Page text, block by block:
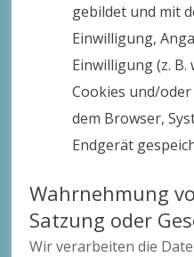
gebildet und mit
Einwilligung,
Einwilligung (z.
Cookies und/
dem Browser,
Endgerät
Wahrnehmung
Satzung oder
Wir verarbeiten die